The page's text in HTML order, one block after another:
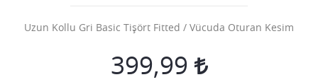
Uzun Kollu Gri Basic Tişört Fitted / Vücuda Oturan Kesim
399,99